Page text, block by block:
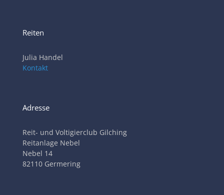
Reiten
Julia Handel
Kontakt
Adresse
Reit- und Voltigierclub Gilching
Reitanlage Nebel
Nebel 14
82110 Germering